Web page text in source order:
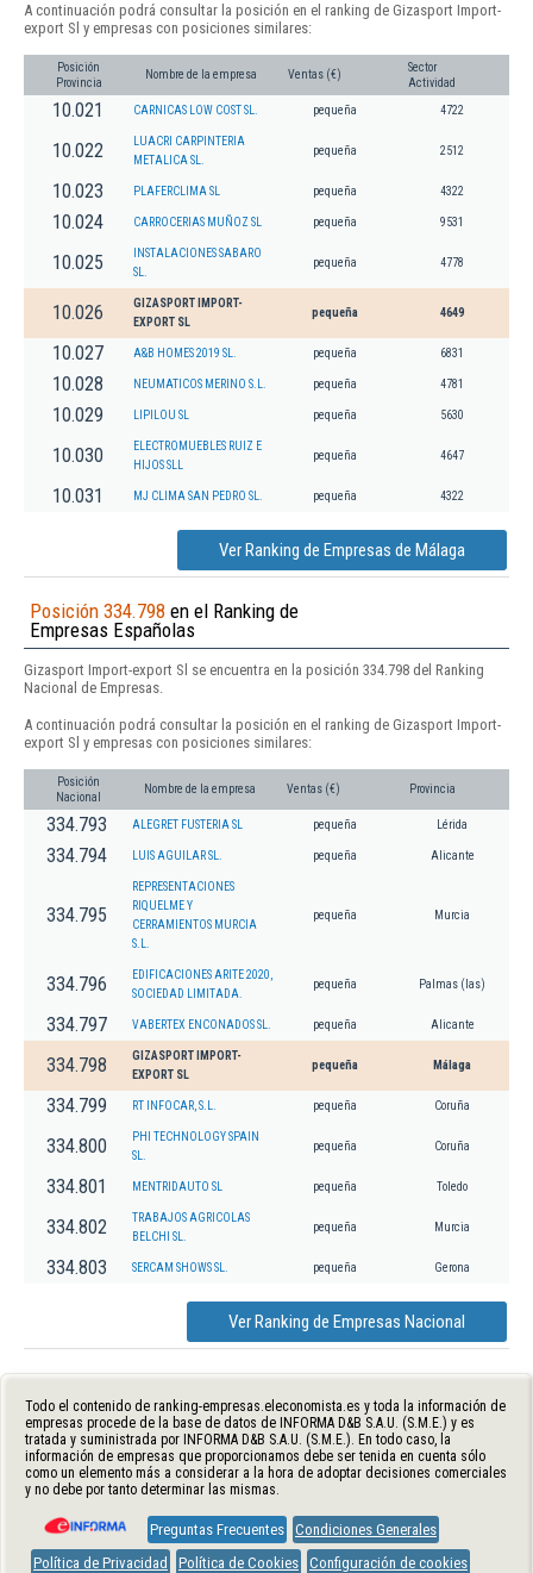
A continuación podrá consultar la posición en el ranking de Gizasport Import-
export Sl y empresas con posiciones similares:
Posición
Provincia
Nombre de la empresa Ventas (€)
Sector
Actividad
10.021 CARNICAS LOW COST SL. pequeña 4722
10.022
LUACRI CARPINTERIA
METALICA SL.
pequeña 2512
10.023 PLAFERCLIMA SL pequeña 4322
10.024 CARROCERIAS MUÑOZ SL pequeña 9531
10.025
INSTALACIONES SABARO
SL.
pequeña 4778
10.026
GIZASPORT IMPORT-
EXPORT SL
pequeña 4649
10.027 A&B HOMES 2019 SL. pequeña 6831
10.028 NEUMATICOS MERINO S.L. pequeña 4781
10.029 LIPILOU SL pequeña 5630
10.030
ELECTROMUEBLES RUIZ E
HIJOS SLL
pequeña 4647
10.031 MJ CLIMA SAN PEDRO SL. pequeña 4322
Ver Ranking de Empresas de Málaga
Posición 334.798 en el Ranking de
Empresas Españolas
Gizasport Import-export Sl se encuentra en la posición 334.798 del Ranking
Nacional de Empresas.
A continuación podrá consultar la posición en el ranking de Gizasport Import-
export Sl y empresas con posiciones similares:
Posición
Nacional
Nombre de la empresa Ventas (€) Provincia
334.793 ALEGRET FUSTERIA SL pequeña Lérida
334.794 LUIS AGUILAR SL. pequeña Alicante
334.795
REPRESENTACIONES
RIQUELME Y
CERRAMIENTOS MURCIA
S.L.
pequeña Murcia
334.796
EDIFICACIONES ARITE 2020,
SOCIEDAD LIMITADA.
pequeña Palmas (las)
334.797 VABERTEX ENCONADOS SL. pequeña Alicante
334.798
GIZASPORT IMPORT-
EXPORT SL
pequeña Málaga
334.799 RT INFOCAR, S.L. pequeña Coruña
334.800
PHI TECHNOLOGY SPAIN
SL.
pequeña Coruña
334.801 MENTRIDAUTO SL pequeña Toledo
334.802
TRABAJOS AGRICOLAS
BELCHI SL.
pequeña Murcia
334.803 SERCAM SHOWS SL. pequeña Gerona
Ver Ranking de Empresas Nacional
Todo el contenido de ranking-empresas.eleconomista.es y toda la información de
empresas procede de la base de datos de INFORMA D&B S.A.U. (S.M.E.) y es
tratada y suministrada por INFORMA D&B S.A.U. (S.M.E.). En todo caso, la
información de empresas que proporcionamos debe ser tenida en cuenta sólo
como un elemento más a considerar a la hora de adoptar decisiones comerciales
y no debe por tanto determinar las mismas.
Preguntas Frecuentes Condiciones Generales
Política de Privacidad
Política de Cookies Configuración de cookies